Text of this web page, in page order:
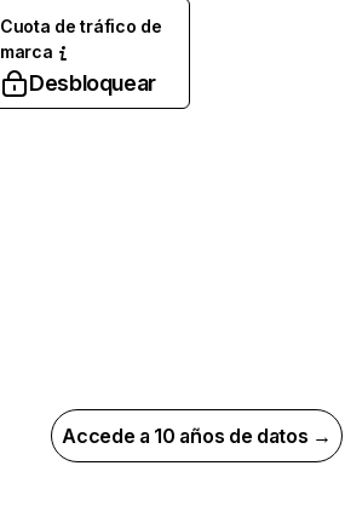
Cuota de tráfico de
marca
Desbloquear
Accede a 10 años de datos →